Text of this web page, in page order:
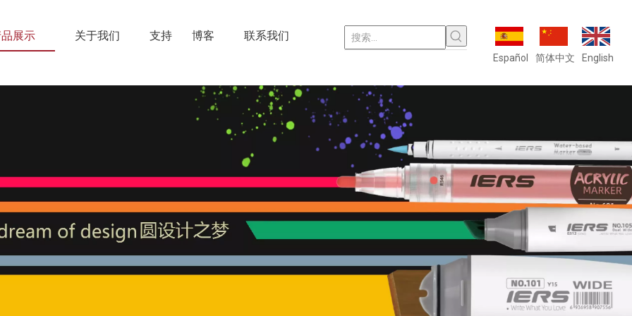
展示 关于我们 支持 博客 联系我们
Español 简体中文 English